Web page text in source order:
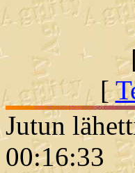
[
Jutun
00:16:33